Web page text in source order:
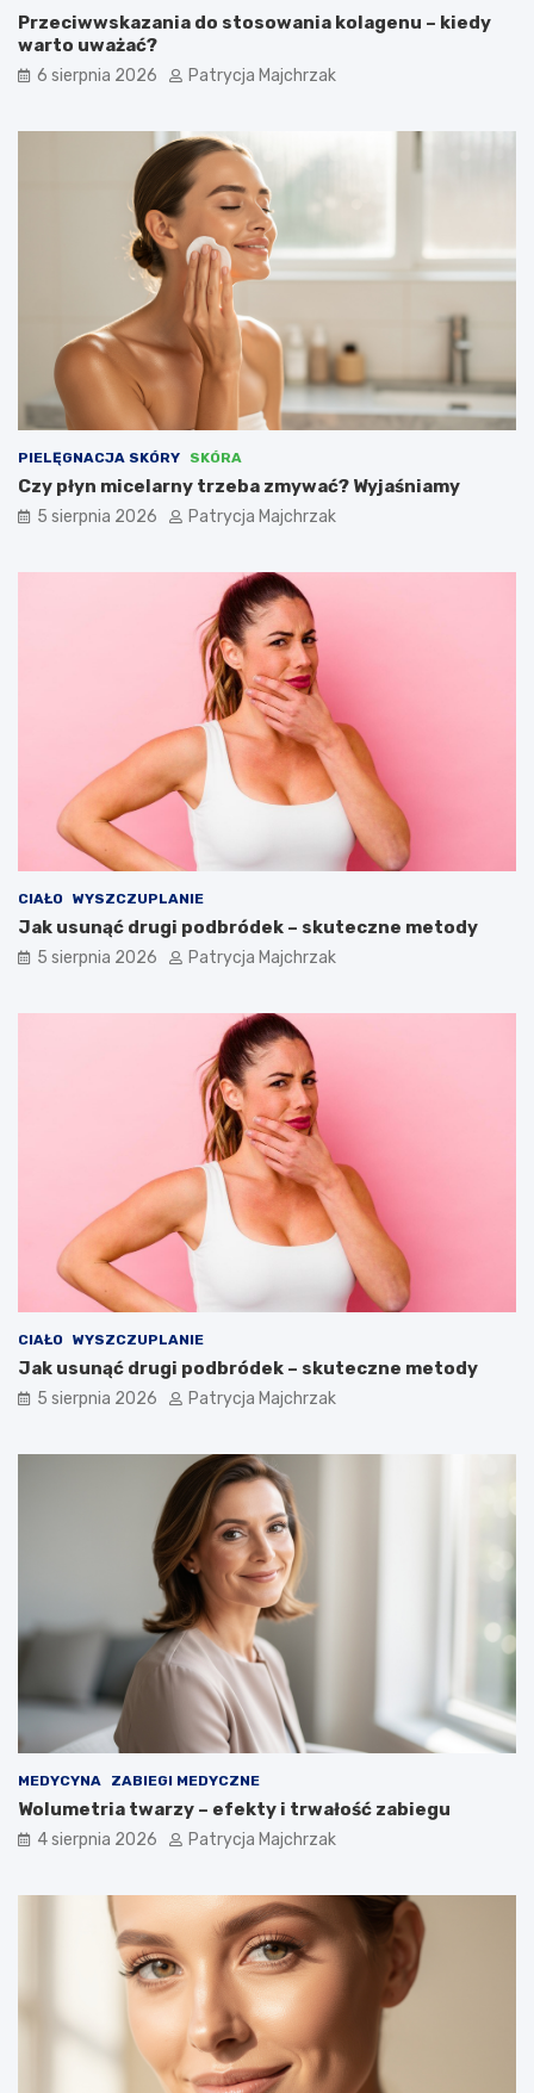
Przeciwwskazania do stosowania kolagenu – kiedy
warto uważać?
6 sierpnia 2026 Patrycja Majchrzak
PIELĘGNACJA SKÓRY SKÓRA
Czy płyn micelarny trzeba zmywać? Wyjaśniamy
5 sierpnia 2026 Patrycja Majchrzak
CIAŁO WYSZCZUPLANIE
Jak usunąć drugi podbródek – skuteczne metody
5 sierpnia 2026 Patrycja Majchrzak
CIAŁO WYSZCZUPLANIE
Jak usunąć drugi podbródek – skuteczne metody
5 sierpnia 2026 Patrycja Majchrzak
MEDYCYNA ZABIEGI MEDYCZNE
Wolumetria twarzy – efekty i trwałość zabiegu
4 sierpnia 2026 Patrycja Majchrzak